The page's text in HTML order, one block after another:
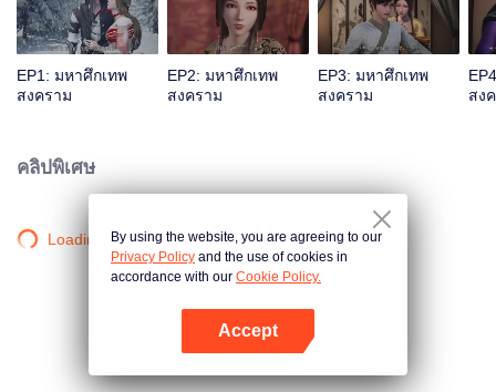
จึงตัดสินใจแบกภาระใหญ่หลวงในการปกป้องแคว้นทั้งห้าของใต้หล้า และก้าวสู่
เส้นทางแห่งวรยุทธ์อีกครั้งหนึ่ง
EP1: มหาศึกเทพ
สงคราม
EP2: มหาศึกเทพ
สงคราม
EP3: มหาศึกเทพ
สงคราม
สง
คลิปพิเศษ
Loading…By using the website, you are agreeing to our
Privacy Policy and the use of cookies in
accordance with our Cookie Policy.
Accept